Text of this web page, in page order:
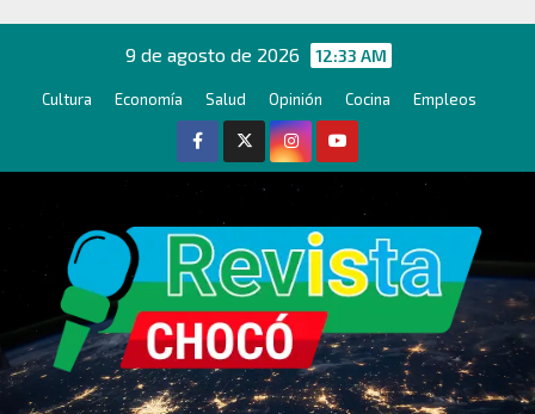
contenido
9 de agosto de 2026 12:33 AM
Cultura Economía Salud Opinión Cocina Empleos